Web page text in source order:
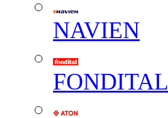
NAVIEN
FONDITAL